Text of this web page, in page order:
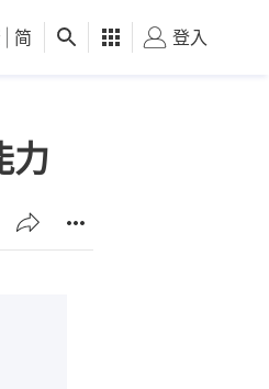
點 健康 好食玩飛
简 登入
力